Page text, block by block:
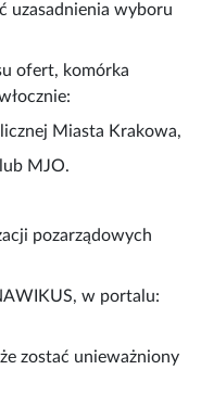
uzasadnienia wyboru
ofert, komórka
Miasta Krakowa,
MJO.
pozarządowych
w portalu:
zostać unieważniony